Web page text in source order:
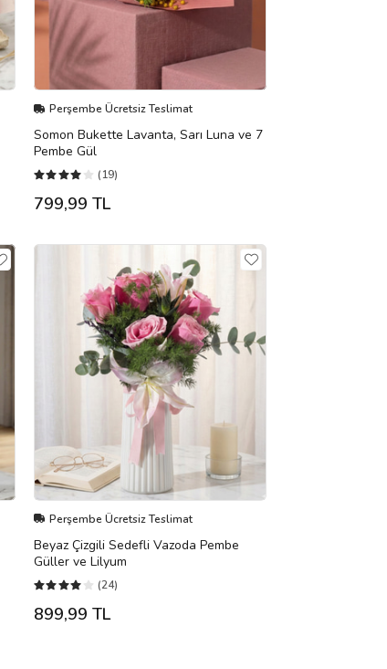
Perşembe Ücretsiz Teslimat
Somon Bukette Lavanta, Sarı Luna ve 7
Pembe Gül
(19)
799,99 TL
Perşembe Ücretsiz Teslimat
Beyaz Çizgili Sedefli Vazoda Pembe
Güller ve Lilyum
(24)
899,99 TL